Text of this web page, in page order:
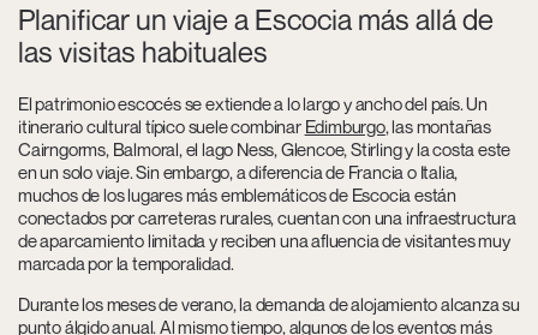
Planificar un viaje a Escocia más allá de
las visitas habituales
El patrimonio escocés se extiende a lo largo y ancho del país. Un
itinerario cultural típico suele combinar Edimburgo, las montañas
Cairngorms, Balmoral, el lago Ness, Glencoe, Stirling y la costa este
en un solo viaje. Sin embargo, a diferencia de Francia o Italia,
muchos de los lugares más emblemáticos de Escocia están
conectados por carreteras rurales, cuentan con una infraestructura
de aparcamiento limitada y reciben una afluencia de visitantes muy
marcada por la temporalidad.
Durante los meses de verano, la demanda de alojamiento alcanza su
punto álgido anual. Al mismo tiempo, algunos de los eventos más